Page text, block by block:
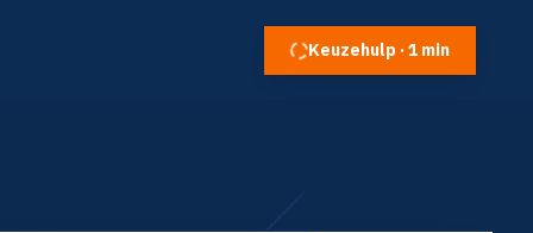
Keuzehulp · 1 min